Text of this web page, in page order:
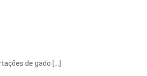
de gado